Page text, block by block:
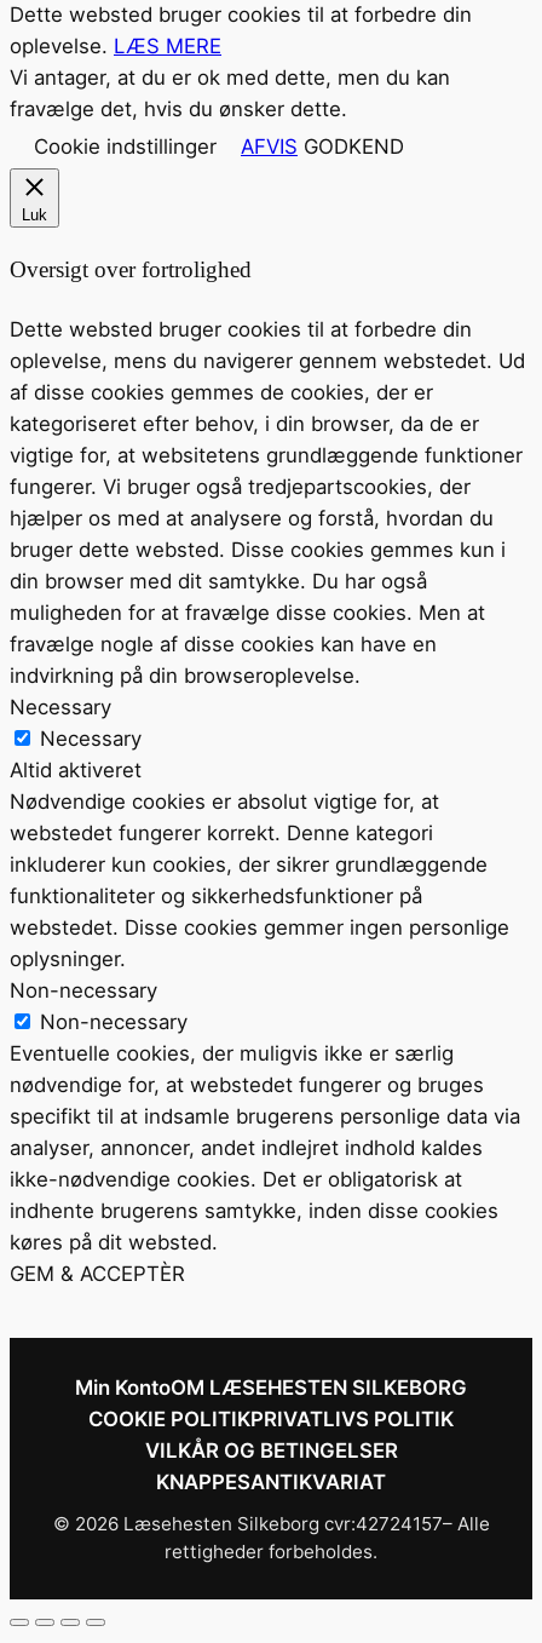
Dette websted bruger cookies til at forbedre din
oplevelse. LÆS MERE
Vi antager, at du er ok med dette, men du kan
fravælge det, hvis du ønsker dette.
Cookie indstillinger
AFVIS GODKEND
Luk
Oversigt over fortrolighed
Dette websted bruger cookies til at forbedre din
oplevelse, mens du navigerer gennem webstedet. Ud
af disse cookies gemmes de cookies, der er
kategoriseret efter behov, i din browser, da de er
vigtige for, at websitetens grundlæggende funktioner
fungerer. Vi bruger også tredjepartscookies, der
hjælper os med at analysere og forstå, hvordan du
bruger dette websted. Disse cookies gemmes kun i
din browser med dit samtykke. Du har også
muligheden for at fravælge disse cookies. Men at
fravælge nogle af disse cookies kan have en
indvirkning på din browseroplevelse.
Necessary
Necessary
Altid aktiveret
Nødvendige cookies er absolut vigtige for, at
webstedet fungerer korrekt. Denne kategori
inkluderer kun cookies, der sikrer grundlæggende
funktionaliteter og sikkerhedsfunktioner på
webstedet. Disse cookies gemmer ingen personlige
oplysninger.
Non-necessary
Non-necessary
Eventuelle cookies, der muligvis ikke er særlig
nødvendige for, at webstedet fungerer og bruges
specifikt til at indsamle brugerens personlige data via
analyser, annoncer, andet indlejret indhold kaldes
ikke-nødvendige cookies. Det er obligatorisk at
indhente brugerens samtykke, inden disse cookies
køres på dit websted.
GEM & ACCEPTÈR
Min KontoOM LÆSEHESTEN SILKEBORG
COOKIE POLITIKPRIVATLIVS POLITIK
VILKÅR OG BETINGELSER
KNAPPESANTIKVARIAT
© 2026 Læsehesten Silkeborg cvr:42724157– Alle
rettigheder forbeholdes.